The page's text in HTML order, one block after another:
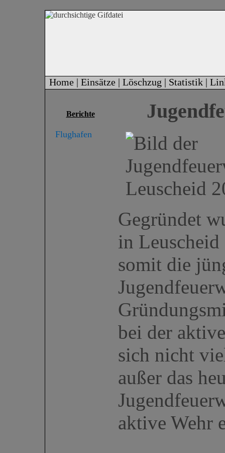
Home | Einsätze | Löschzug | Statistik |
Berichte
Flughafen
Gegründet
in
somit die
bei der
sich nicht
außer das
aktive Wehr